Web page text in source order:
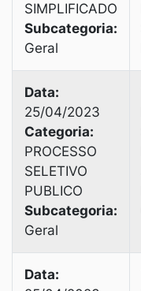
SIMPLIFICADO
Subcategoria:
Geral
Data:
25/04/2023
Categoria:
PROCESSO
SELETIVO
PUBLICO
Subcategoria:
Geral
Data: